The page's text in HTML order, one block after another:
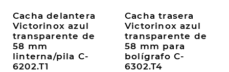
Cacha delantera
Victorinox azul
transparente de
58 mm
linterna/pila C-
6202.T1
Cacha trasera
Victorinox azul
transparente de
58 mm para
bolígrafo C-
6302.T4